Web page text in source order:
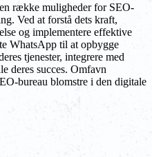
række muligheder for SEO-
Ved at forstå dets kraft,
og implementere effektive
WhatsApp til at opbygge
tjenester, integrere med
deres succes. Omfavn
bureau blomstre i den digitale